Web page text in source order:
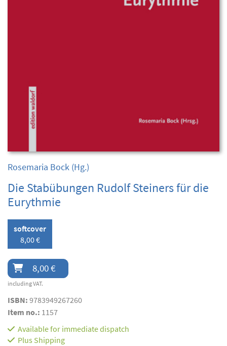
Rosemaria Bock (Hg.)
Die Stabübungen Rudolf Steiners für die
Eurythmie
softcover
8,00 €
8,00 €
including VAT.
ISBN: 9783949267260
Item no.: 1157
Available for immediate dispatch
Plus Shipping